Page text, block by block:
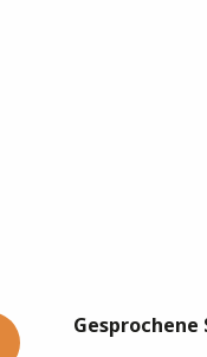
Gesprochene
Gesprochene